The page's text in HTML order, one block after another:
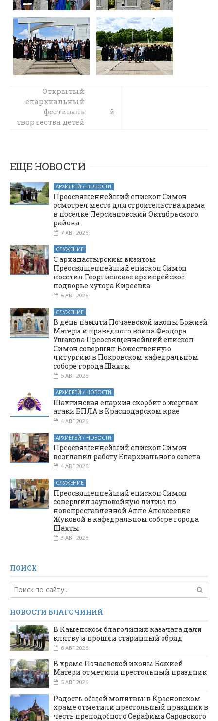
В праздник
Пятидесятницы
Преосвященнейший
епископ Симон
Святой Троицы
города Каменск-
Шахтинский
Открытый
епархиальный
фестиваль
творчества детей
здоровья «Дети
Солнца 2026»
состоялся на
Пятницком
архиерейском
подворье
станицы
Манычской
Багаевского
района
Ростовской
области
ЕЩЕ НОВОСТИ
АРХИЕРЕЙ / НОВОСТИ
Преосвященнейший епископ Симон
осмотрел место для строительства храма
в поселке Персиановский Октябрьского
района
7 АВГ 2026
СЛУЖЕНИЕ
С архипастырским визитом
Преосвященнейший епископ Симон
посетил Георгиевское архиерейское
подворье хутора Киреевка
6 АВГ 2026
СЛУЖЕНИЕ
В день памяти Почаевской иконы Божией
Матери и праведного воина Феодора
Ушакова Преосвященнейший епископ
Симон совершил Божественную
литургию в Покровском кафедральном
соборе города Шахты
5 АВГ 2026
АРХИЕРЕЙ / НОВОСТИ
Шахтинская епархия скорбит о жертвах
атаки БПЛА в Краснодарском крае
4 АВГ 2026
АРХИЕРЕЙ / НОВОСТИ
Преосвященнейший епископ Симон
возглавил работу Епархиального совета
4 АВГ 2026
СЛУЖЕНИЕ
Преосвященнейший епископ Симон
совершил заупокойную литию по
новопреставленной Алле Алексеевне
Жуковой в кафедральном соборе города
Шахты
3 АВГ 2026
ПОИСК
НОВОСТИ БЛАГОЧИНИЙ
В Каменском благочинии казачата дали
клятву и прошли старинный обряд
6 АВГ 2026
В храме Почаевской иконы Божией
Матери отметили престольный праздник
5 АВГ 2026
Радость общей молитвы: в Красновском
храме отметили престольный праздник в
честь преподобного Серафима Саровского